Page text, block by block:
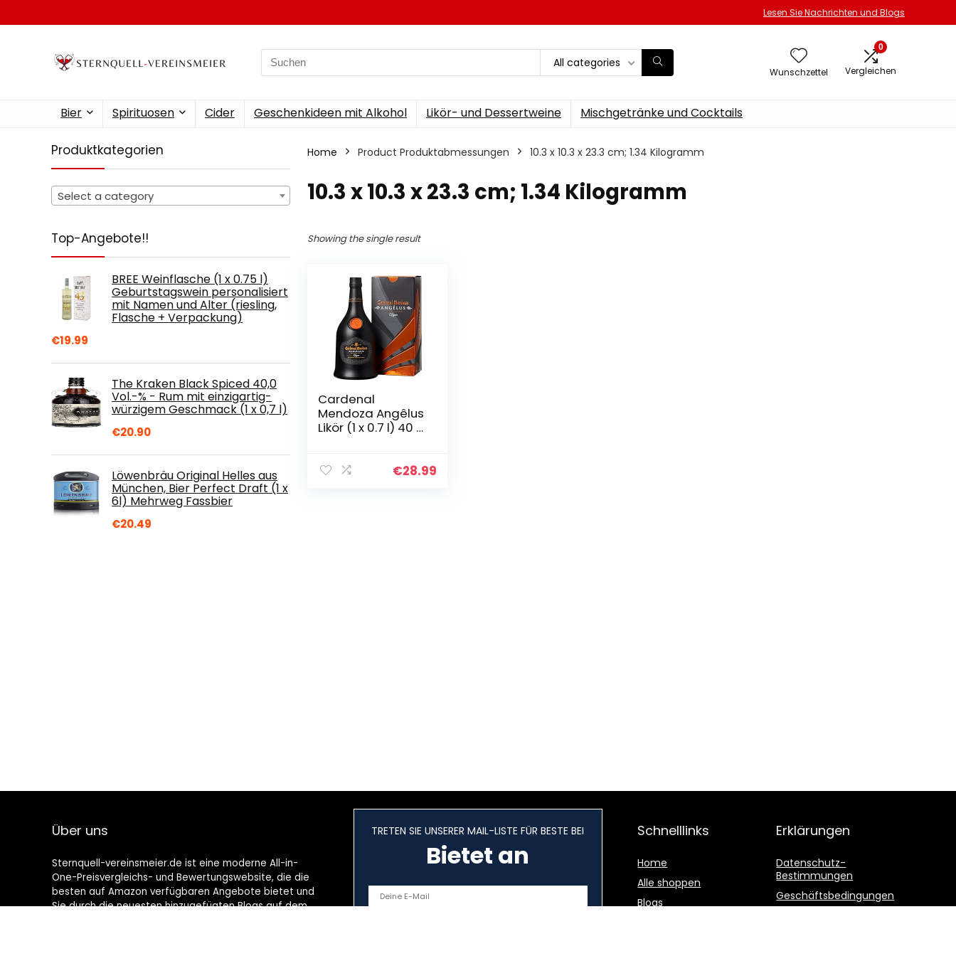
Lesen Sie Nachrichten und Blogs
Search
for:
All categories
Wunschzettel
0
Vergleichen
Bier Spirituosen Cider Geschenkideen mit Alkohol Likör- und Dessertweine Mischgetränke und Cocktails
Produktkategorien
Select a category
Top-Angebote!!
BREE Weinflasche (1 x 0.75 l)
Geburtstagswein personalisiert
mit Namen und Alter (riesling,
Flasche + Verpackung)
€19.99
The Kraken Black Spiced 40,0
Vol.-% - Rum mit einzigartig-
würzigem Geschmack (1 x 0,7 l)
€20.90
Löwenbräu Original Helles aus
München, Bier Perfect Draft (1 x
6l) Mehrweg Fassbier
€20.49
Home Product Produktabmessungen ‎10.3 x 10.3 x 23.3 cm; 1.34 Kilogramm
‎10.3 x 10.3 x 23.3 cm; 1.34 Kilogramm
Showing the single result
Cardenal
Mendoza Angêlus
Likör (1 x 0.7 l) 40 %
auf Basis des€28.99
Über uns
Sternquell-vereinsmeier.de ist eine moderne All-in-
One-Preisvergleichs- und Bewertungswebsite, die die
besten auf Amazon verfügbaren Angebote bietet und
Sie durch die neuesten hinzugefügten Blogs auf dem
TRETEN SIE UNSERER MAIL-LISTE FÜR BESTE BEI
Bietet an
Schnelllinks
Home
Alle shoppen
Blogs
Erklärungen
Datenschutz-
Bestimmungen
Geschäftsbedingungen